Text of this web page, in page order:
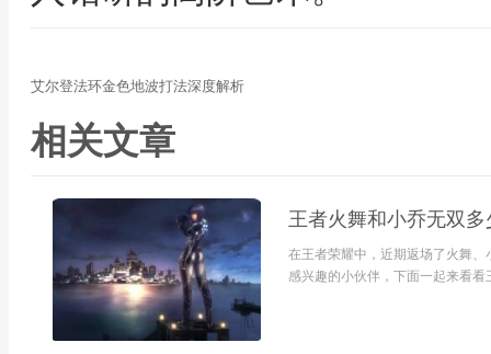
艾尔登法环金色地波打法深度解析
相关文章
王者火舞和小乔无双
在王者荣耀中，近期返场了火舞
感兴趣的小伙伴，下面一起来看